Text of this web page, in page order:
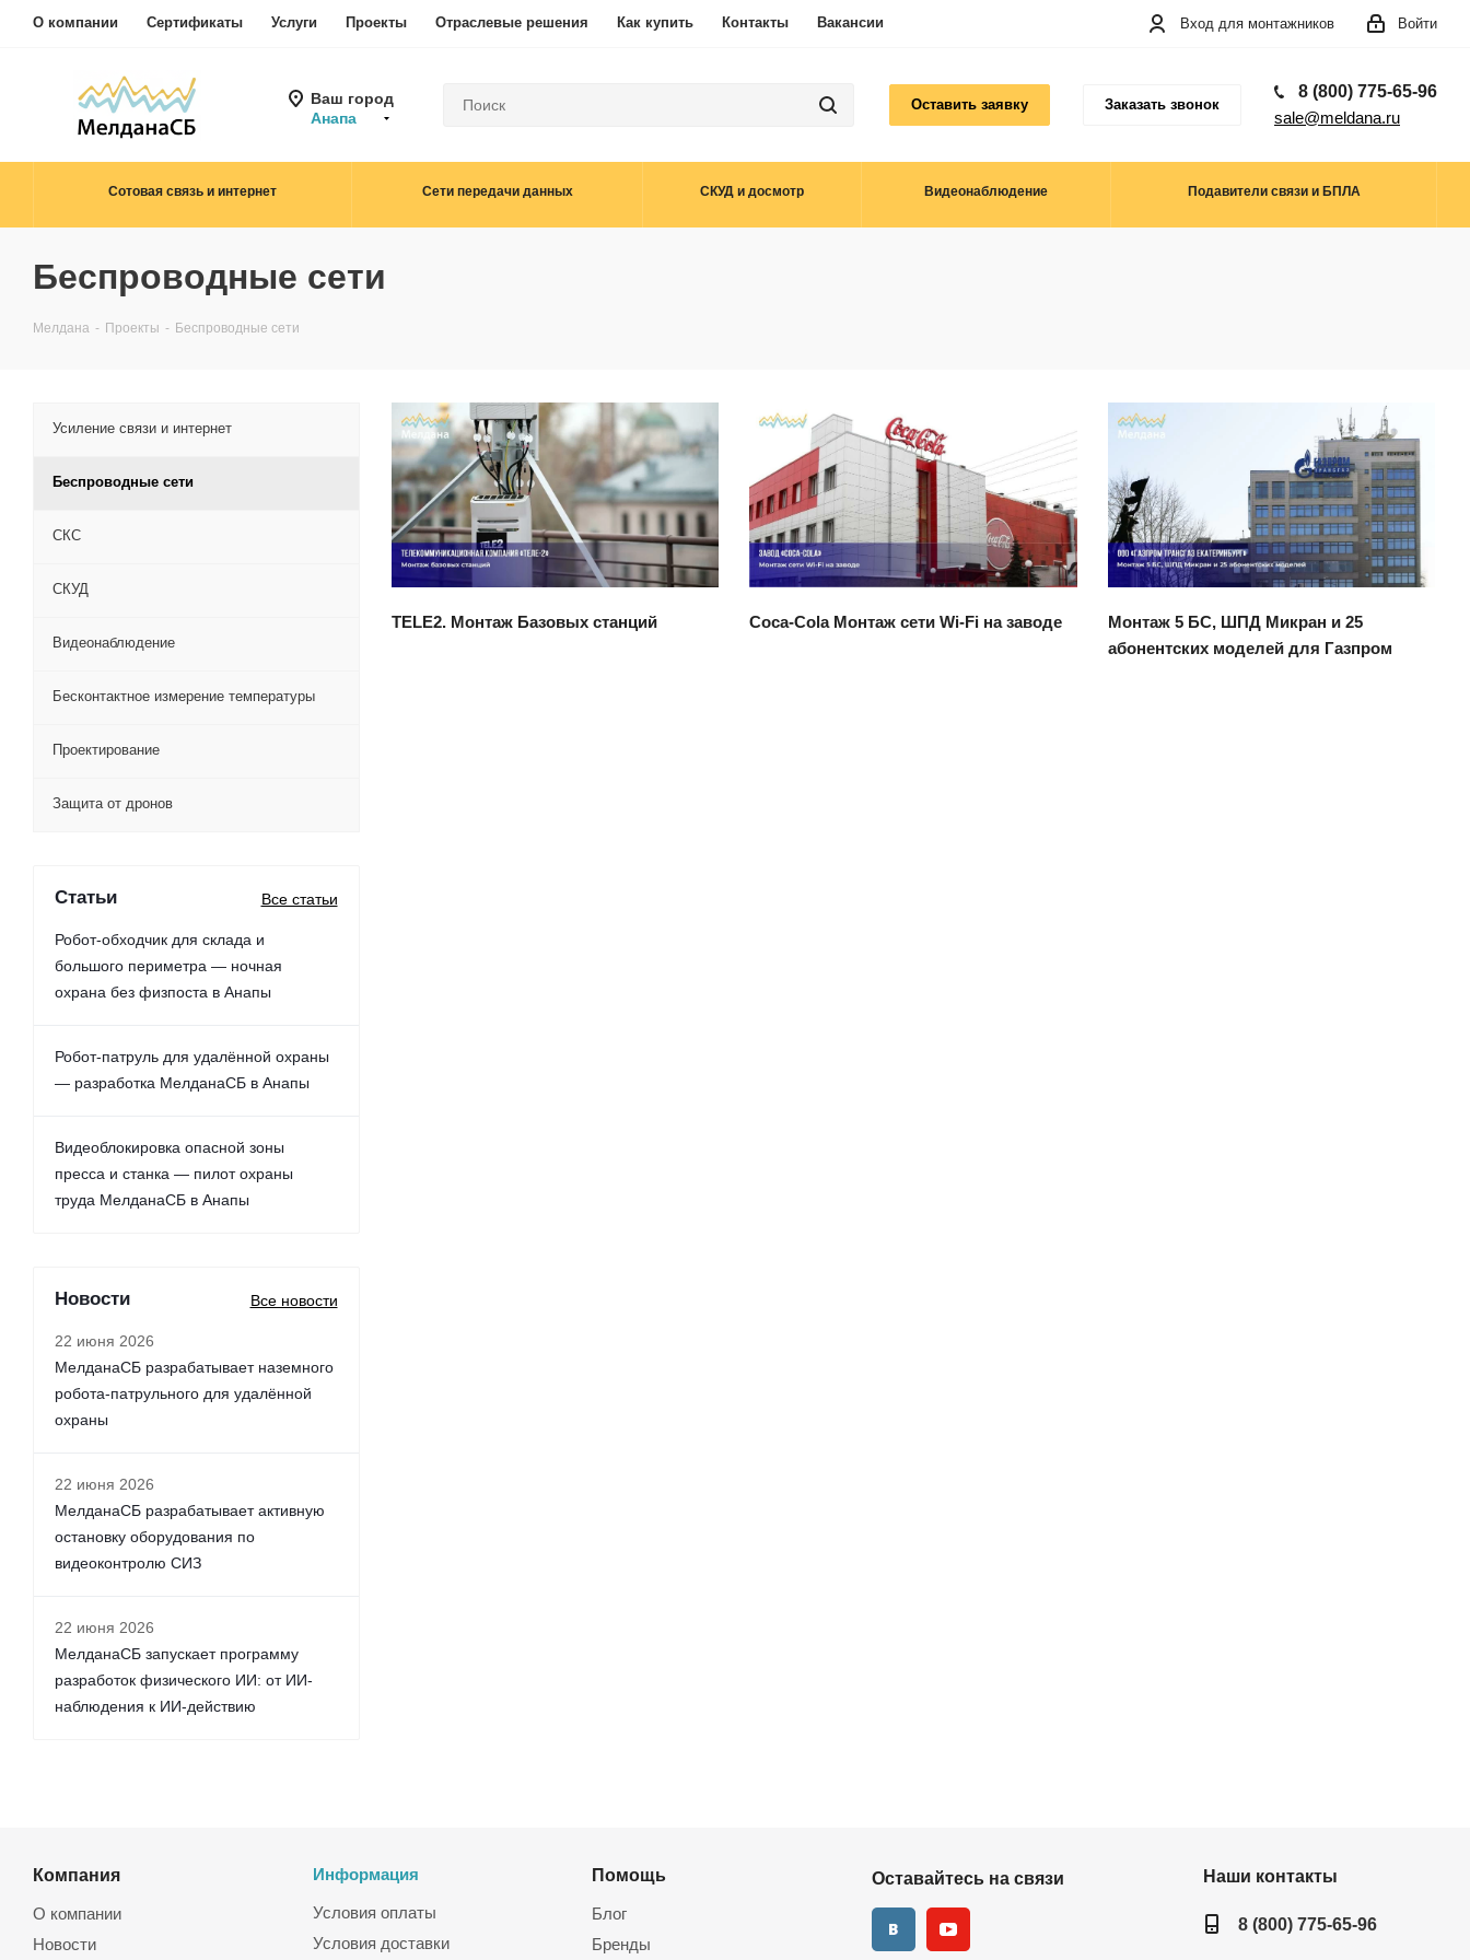
О компании Сертификаты Услуги Проекты Отраслевые решения Как купить Контакты Вакансии Войти
Вход для монтажников
Ваш город
Анапа
Оставить заявку Заказать звонок
8 (800) 775-65-96
sale@meldana.ru
Сотовая связь и интернет Сети передачи данных СКУД и досмотр Видеонаблюдение Подавители связи и БПЛА
Беспроводные сети
Мелдана - Проекты - Беспроводные сети
Усиление связи и интернет
Беспроводные сети
СКС
СКУД
Видеонаблюдение
Бесконтактное измерение температуры
Проектирование
Защита от дронов
Статьи Все статьи
Робот-обходчик для склада и
большого периметра — ночная
охрана без физпоста в Анапы
Робот-патруль для удалённой охраны
— разработка МелданаСБ в Анапы
Видеоблокировка опасной зоны
пресса и станка — пилот охраны
труда МелданаСБ в Анапы
Новости Все новости
22 июня 2026
МелданаСБ разрабатывает наземного
робота-патрульного для удалённой
охраны
22 июня 2026
МелданаСБ разрабатывает активную
остановку оборудования по
видеоконтролю СИЗ
22 июня 2026
МелданаСБ запускает программу
разработок физического ИИ: от ИИ-
наблюдения к ИИ-действию
Смотреть проект
TELE2. Монтаж Базовых станций
Смотреть проект
Coca-Cola Монтаж сети Wi-Fi на заводе
Смотреть проект
Монтаж 5 БС, ШПД Микран и 25
абонентских моделей для Газпром
Компания
О компании
Новости
Информация
Условия оплаты
Условия доставки
Помощь
Блог
Бренды
Оставайтесь на связи Наши контакты
8 (800) 775-65-96